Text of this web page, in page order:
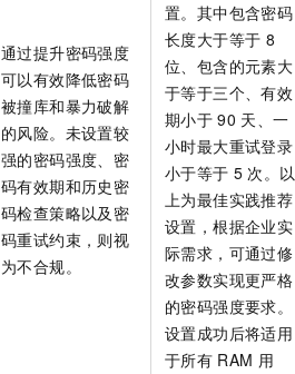
通过提升密码强度
可以有效降低密码
被撞库和暴力破解
的风险。未设置较
强的密码强度、密
码有效期和历史密
码检查策略以及密
码重试约束，则视
为不合规。
置。其中包含密码
长度大于等于 8
位、包含的元素大
于等于三个、有效
期小于 90 天、一
小时最大重试登录
小于等于 5 次。以
上为最佳实践推荐
设置，根据企业实
际需求，可通过修
改参数实现更严格
的密码强度要求。
设置成功后将适用
于所有 RAM 用